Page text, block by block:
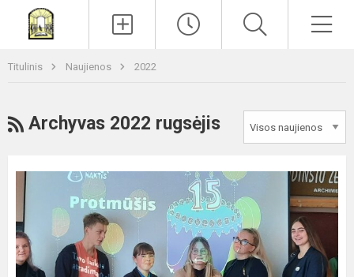
Titulinis Naujienos 2022
RSS
Archyvas 2022 rugsėjis
Tyrėjų
naktis
2022